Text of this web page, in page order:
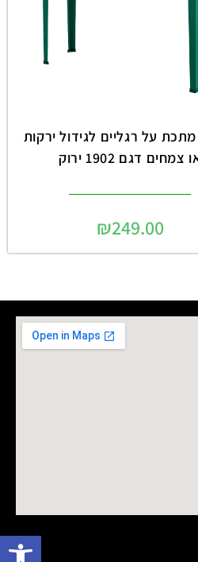
על רגליים לגידול ירקות
צמחים דגם 1902 ירוק
₪249.00